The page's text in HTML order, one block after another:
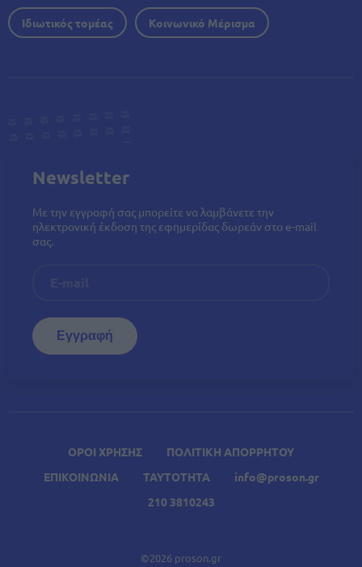
ΟΡΟΙ ΧΡΗΣΗΣ
ΠΟΛΙΤΙΚΗ ΑΠΟΡΡΗΤΟΥ
ΕΠΙΚΟΙΝΩΝΙΑ
ΤΑΥΤΟΤΗΤΑ
info@proson.gr
210 3810243
©2026 proson.gr
Ιδιωτικός τομέας Κοινωνικό Μέρισμα
Newsletter
Με την εγγραφή σας μπορείτε να λαμβάνετε την
ηλεκτρονική έκδοση της εφημερίδας δωρεάν στο e-mail
σας.